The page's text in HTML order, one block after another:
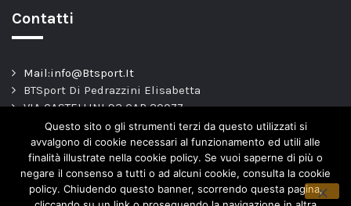
Contatti
Mail:info@Btsport.It
BTSport Di Pedrazzini Elisabetta
VIA CASTELLINI 93 CAP 20077
Melegnano – MI –
TEL: 02.9837163
P.Iva. 04443820966
Questo sito o gli strumenti terzi da questo utilizzati si
avvalgono di cookie necessari al funzionamento ed utili alle
finalità illustrate nella cookie policy. Se vuoi saperne di più o
negare il consenso a tutti o ad alcuni cookie, consulta la cookie
policy. Chiudendo questo banner, scorrendo questa pagina,